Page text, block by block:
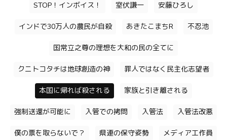
STOP！インボイス！ 室伏謙一 安藤ひろし
インドで30万人の農民が自殺 あきたこまちR 不忍池
国常立之尊の理想を大和の民の全てに
クニトコタチは地球創造の神 罪人ではなく民主化志望者
本国に帰れば殺される 家族と引き離される
強制送還が可能に 入管での拷問 入管法 入管法改悪
僕の票を取らないで？ 県連の保守姿勢 メディア工作員